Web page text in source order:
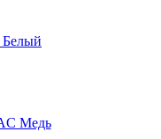
Белый
Медь